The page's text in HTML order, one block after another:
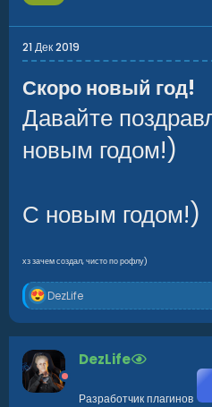
21 Дек 2019
Скоро новый год!
Давайте
новым годом!)
С новым годом!)
хз зачем создал, чисто по рофлу)
Р
е
а
к
ц
и
и
:
DezLife
DezLife
Разработчик плагинов